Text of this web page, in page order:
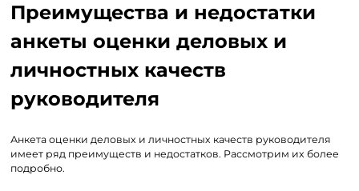
Преимущества и недостатки
анкеты оценки деловых и
личностных качеств
руководителя
Анкета оценки деловых и личностных качеств руководителя
имеет ряд преимуществ и недостатков. Рассмотрим их более
подробно.